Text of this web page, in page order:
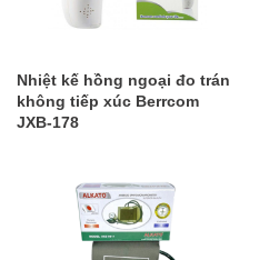
Nhiệt kế hồng ngoại đo trán
không tiếp xúc Berrcom
JXB-178